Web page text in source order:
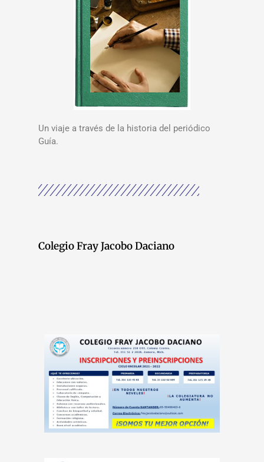
Un viaje a través de la historia del periódico
Guía.
Colegio Fray Jacobo Daciano